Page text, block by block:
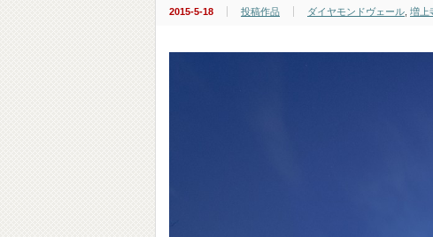
2015-5-18 投稿作品 ダイヤモンドヴェール 増上